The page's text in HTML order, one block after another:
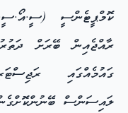
ކޮމްޕީޓެންސީ
ރާއްޖެއިން ބޭރަށް
ގައުމެއްގައި
ލައިސަންސް